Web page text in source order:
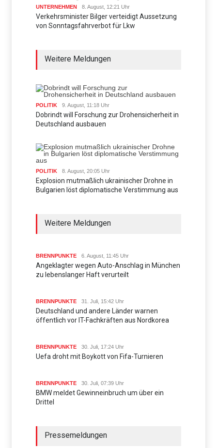
UNTERNEHMEN 8. August, 12:21 Uhr
Verkehrsminister Bilger verteidigt Aussetzung
von Sonntagsfahrverbot für Lkw
Weitere Meldungen
POLITIK 9. August, 11:18 Uhr
Dobrindt will Forschung zur Drohensicherheit in
Deutschland ausbauen
POLITIK 8. August, 20:05 Uhr
Explosion mutmaßlich ukrainischer Drohne in
Bulgarien löst diplomatische Verstimmung aus
Weitere Meldungen
BRENNPUNKTE 6. August, 11:45 Uhr
Angeklagter wegen Auto-Anschlag in München
zu lebenslanger Haft verurteilt
BRENNPUNKTE 31. Juli, 15:42 Uhr
Deutschland und andere Länder warnen
öffentlich vor IT-Fachkräften aus Nordkorea
BRENNPUNKTE 30. Juli, 17:24 Uhr
Uefa droht mit Boykott von Fifa-Turnieren
BRENNPUNKTE 30. Juli, 07:39 Uhr
BMW meldet Gewinneinbruch um über ein
Drittel
Pressemeldungen